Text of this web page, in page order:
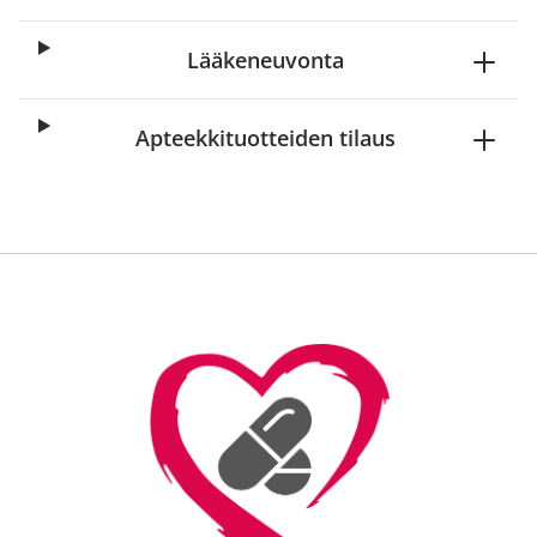
Lääkeneuvonta
Apteekkituotteiden tilaus